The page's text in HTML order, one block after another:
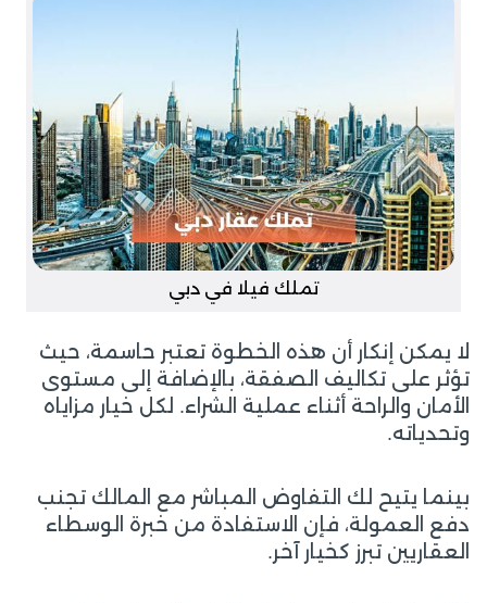
تملك فيلا في دبي
لا يمكن إنكار أن هذه الخطوة تعتبر حاسمة، حيث
تؤثر على تكاليف الصفقة، بالإضافة إلى مستوى
الأمان والراحة أثناء عملية الشراء. لكل خيار مزاياه
وتحدياته.
بينما يتيح لك التفاوض المباشر مع المالك تجنب
دفع العمولة، فإن الاستفادة من خبرة الوسطاء
العقاريين تبرز كخيار آخر.